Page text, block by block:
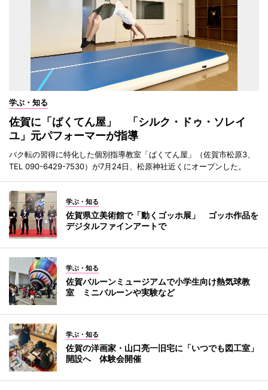
学ぶ・知る
佐賀に「ばくてん屋」 「シルク・ドゥ・ソレイ
ユ」元パフォーマーが指導
バク転の習得に特化した個別指導教室「ばくてん屋」（佐賀市松原3、
TEL 090-6429-7530）が7月24日、松原神社近くにオープンした。
学ぶ・知る
佐賀県立美術館で「動くゴッホ展」 ゴッホ作品を
デジタルファインアートで
学ぶ・知る
佐賀バルーンミュージアムで小学生向け熱気球教
室 ミニバルーンや実験など
学ぶ・知る
佐賀の洋画家・山口亮一旧宅に「いつでも図工室」
開設へ 体験会開催